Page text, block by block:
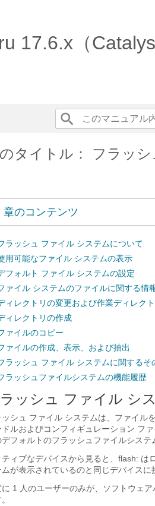
17.6.x（
タイトル： フラッ
章のコンテンツ
ラッシュ ファイル システムについて
用可能なファイル システムの表示
フォルト ファイル システムの設定
ァイル システムのファイルに関する情
ィレクトリの変更および作業ディレク
ィレクトリの作成
ァイルのコピー
ァイルの作成、表示、および抽出
ラッシュ ファイル システムに関するそ
ラッシュファイルシステムの機能履歴
ッシュ ファイル シ
ッシュ ファイル システムは、ファイル
ドルおよびコンフィギュレーション フ
デフォルトのフラッシュファイルシステ
ティブなデバイスから見ると、flash: は
ムが表示されているのと同じデバイスに
1 人のユーザーのみが、ソフトウェ